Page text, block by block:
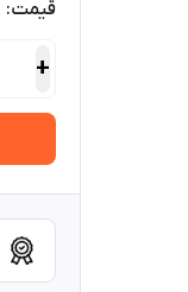
قیمت:
+